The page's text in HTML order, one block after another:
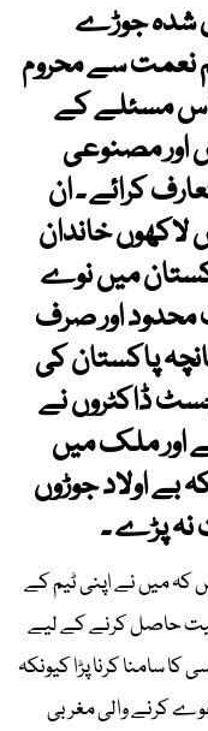
شدہ جوڑے
نعمت سے محروم
اس مسئلے کے
اور مصنوعی
کرائے ۔ ان
لاکھوں خاندان
میں نوے
محدود اور صرف
پاکستان کی
ڈاکٹروں نے
اور ملک میں
بے اولاد جوڑوں
نہ پڑے ۔
میں نے اپنی ٹیم کے
حاصل کرنے کے لیے
کا سامنا کرنا پڑا کیونکہ
کرنے والی مغربی